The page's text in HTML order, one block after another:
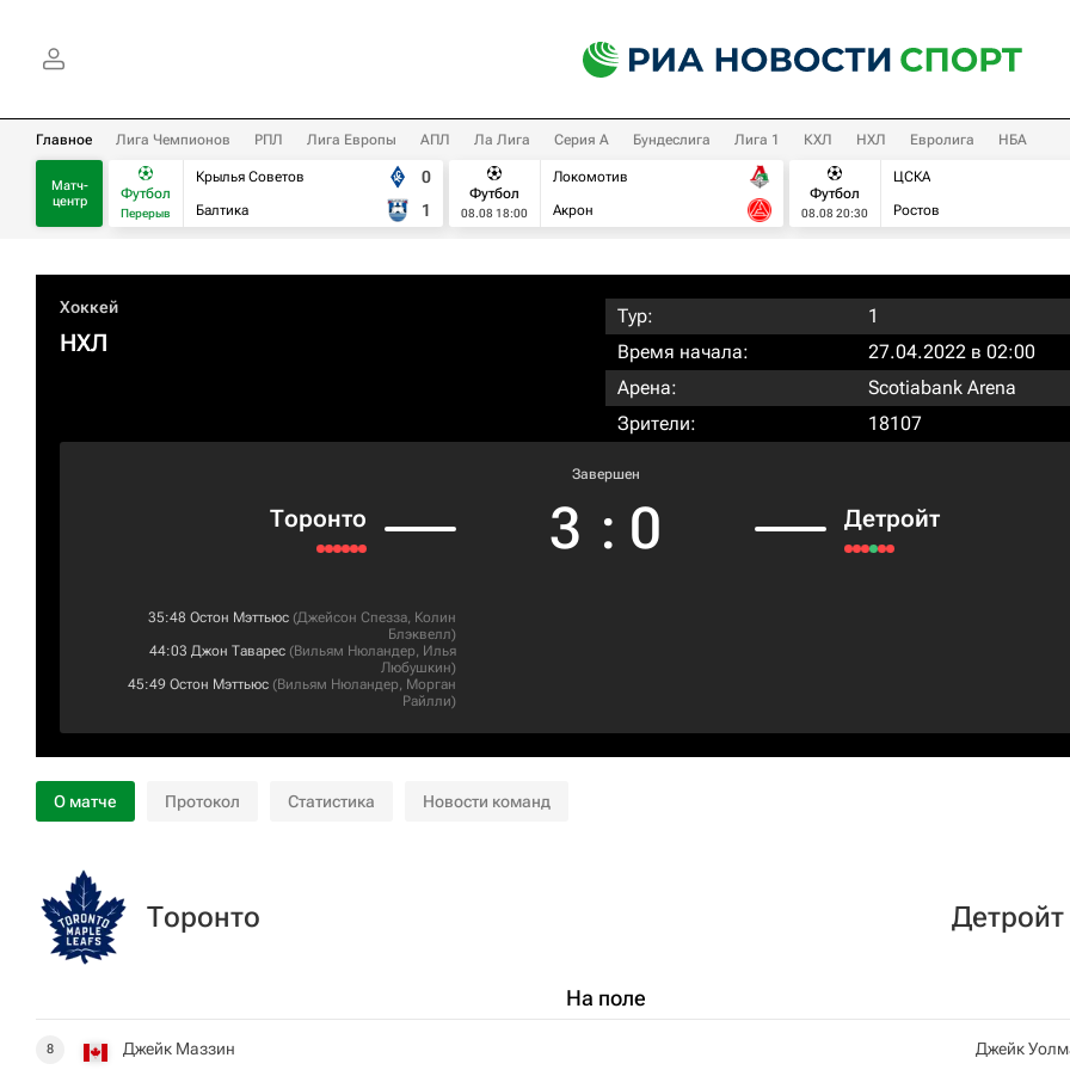
Главное Лига Чемпионов РПЛ Лига Европы АПЛ Ла Лига Серия А Бундеслига Лига 1 КХЛ НХЛ Евролига НБА
Матч-
центр
Футбол
Перерыв
Крылья Советов
Балтика
0
1
Футбол
08.08 18:00
Локомотив
Акрон
Футбол
08.08 20:30
ЦСКА
Ростов
Хоккей
НХЛ
Тур:
1
Время начала:
27.04.2022 в 02:00
Арена:
Scotiabank Arena
Зрители:
18107
Торонто
Завершен
3 : 0 Детройт
35:48 Остон Мэттьюс (Джейсон Спезза, Колин
Блэквелл)
44:03 Джон Таварес (Вильям Нюландер, Илья
Любушкин)
45:49 Остон Мэттьюс (Вильям Нюландер, Морган
Райлли)
О матче Протокол Статистика Новости команд
Торонто
На поле
8 Джейк Маззин
Детройт
Джейк